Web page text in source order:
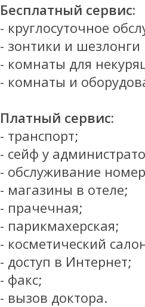
Бесплатный сервис:
- круглосуточное
- зонтики и шезлонги
- комнаты для
- комнаты и
Платный сервис:
- транспорт;
- сейф у
- обслуживание
- магазины в отеле;
- прачечная;
- парикмахерская;
- косметический
- доступ в Интернет;
- факс;
- вызов доктора.